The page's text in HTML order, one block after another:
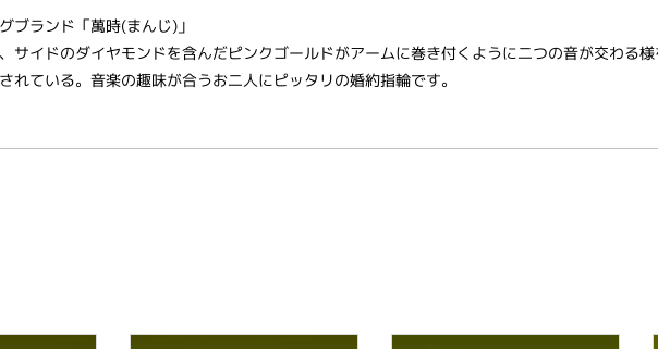
ブランド「萬時(まんじ)」
サイドのダイヤモンドを含んだピンクゴールドがアームに巻き付くように二つの音が交わる
れている。音楽の趣味が合うお二人にピッタリの婚約指輪です。